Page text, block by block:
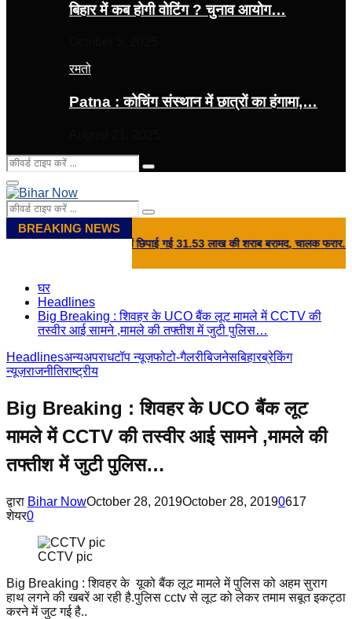
बिहार में कब होगी वोटिंग ? चुनाव आयोग…
रमतो
Patna : कोचिंग संस्थान में छात्रों का हंगामा,…
Search
for:
Search
Primary
Menu
Search
for:
Search
BREAKING NEWS
खाद की आड़ में छिपाई गई 31.53 लाख की शराब बरामद, चालक फरार...⇝ 'तेजस्‍वी
घर
Headlines
Big Breaking : शिवहर के UCO बैंक लूट मामले में CCTV की
तस्वीर आई सामने ,मामले की तफ्तीश में जुटी पुलिस…
Headlinesअन्यअपराधटॉप न्यूज़फोटो-गैलरीबिजनेसबिहारब्रेकिंग
न्यूज़राजनीतिराष्ट्रीय
Big Breaking : शिवहर के UCO बैंक लूट
मामले में CCTV की तस्वीर आई सामने ,मामले की
तफ्तीश में जुटी पुलिस…
द्वारा Bihar NowOctober 28, 2019October 28, 20190617
शेयर0
CCTV pic
Big Breaking : शिवहर के यूको बैंक लूट मामले में पुलिस को अहम सुराग
हाथ लगने की खबरें आ रही है.पुलिस cctv से लूट को लेकर तमाम सबूत इकट्ठा
करने में जुट गई है..